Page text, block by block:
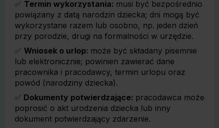
✅ Termin wykorzystania: musi być bezpośrednio
powiązany z datą narodzin dziecka; dni mogą być
wykorzystane razem lub osobno, np. jeden dzień
przy porodzie, drugi na formalności w urzędzie.
✅ Wniosek o urlop: może być składany pisemnie
lub elektronicznie; powinien zawierać dane
pracownika i pracodawcy, termin urlopu oraz
powód (narodziny dziecka).
✅ Dokumenty potwierdzające: pracodawca może
poprosić o akt urodzenia dziecka lub inny
dokument potwierdzający zdarzenie.